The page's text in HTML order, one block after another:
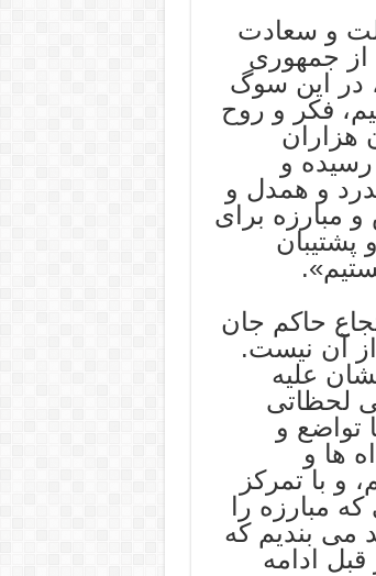
و سعادت
از جمهوری
در این سوگ
فکر و روح
هزاران
و
و همدل و
مبارزه برای
حاکم جان
آن نیست.
علیه
لحظاتی
تواضع و
ها و
و با تمرکز
مبارزه را
می بندیم که
ادامه